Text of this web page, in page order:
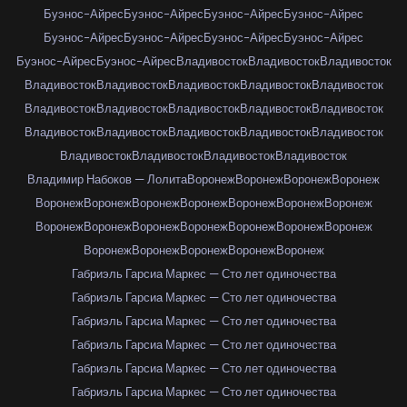
Буэнос-АйресБуэнос-АйресБуэнос-АйресБуэнос-Айрес
Буэнос-АйресБуэнос-АйресБуэнос-АйресБуэнос-Айрес
Буэнос-АйресБуэнос-АйресВладивостокВладивостокВладивосток
ВладивостокВладивостокВладивостокВладивостокВладивосток
ВладивостокВладивостокВладивостокВладивостокВладивосток
ВладивостокВладивостокВладивостокВладивостокВладивосток
ВладивостокВладивостокВладивостокВладивосток
Владимир Набоков — ЛолитаВоронежВоронежВоронежВоронеж
ВоронежВоронежВоронежВоронежВоронежВоронежВоронеж
ВоронежВоронежВоронежВоронежВоронежВоронежВоронеж
ВоронежВоронежВоронежВоронежВоронеж
Габриэль Гарсиа Маркес — Сто лет одиночества
Габриэль Гарсиа Маркес — Сто лет одиночества
Габриэль Гарсиа Маркес — Сто лет одиночества
Габриэль Гарсиа Маркес — Сто лет одиночества
Габриэль Гарсиа Маркес — Сто лет одиночества
Габриэль Гарсиа Маркес — Сто лет одиночества